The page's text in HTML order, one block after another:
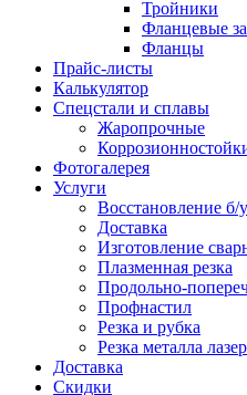
Тройники
Фланцевые
Фланцы
Прайс-листы
Калькулятор
Спецстали и сплавы
Жаропрочные
Фотогалерея
Услуги
Восстановление б/
Доставка
Изготовление
Плазменная резка
Продольно-
Профнастил
Резка и рубка
Резка металла
Доставка
Скидки